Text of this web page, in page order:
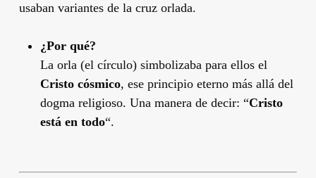
usaban variantes de la cruz orlada.
¿Por qué?
La orla (el círculo) simbolizaba para ellos el
Cristo cósmico, ese principio eterno más allá del
dogma religioso. Una manera de decir: “Cristo
está en todo“.